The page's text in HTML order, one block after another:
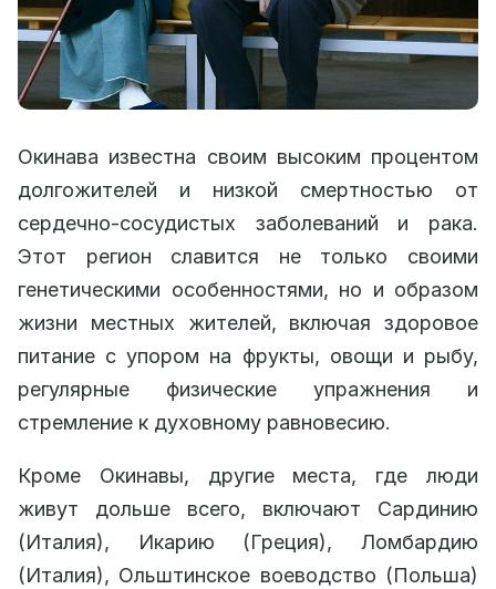
Окинава известна своим высоким процентом
долгожителей и низкой смертностью от
сердечно-сосудистых заболеваний и рака.
Этот регион славится не только своими
генетическими особенностями, но и образом
жизни местных жителей, включая здоровое
питание с упором на фрукты, овощи и рыбу,
регулярные физические упражнения и
стремление к духовному равновесию.
Кроме Окинавы, другие места, где люди
живут дольше всего, включают Сардинию
(Италия), Икарию (Греция), Ломбардию
(Италия), Ольштинское воеводство (Польша)